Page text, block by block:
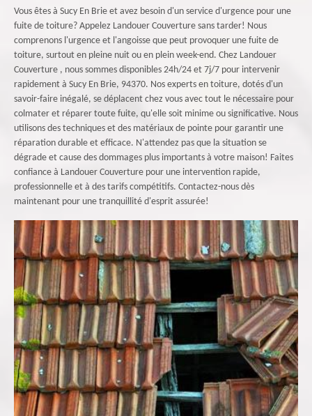
Vous êtes à Sucy En Brie et avez besoin d'un service d'urgence pour une
fuite de toiture? Appelez Landouer Couverture sans tarder! Nous
comprenons l'urgence et l'angoisse que peut provoquer une fuite de
toiture, surtout en pleine nuit ou en plein week-end. Chez Landouer
Couverture , nous sommes disponibles 24h/24 et 7j/7 pour intervenir
rapidement à Sucy En Brie, 94370. Nos experts en toiture, dotés d'un
savoir-faire inégalé, se déplacent chez vous avec tout le nécessaire pour
colmater et réparer toute fuite, qu'elle soit minime ou significative. Nous
utilisons des techniques et des matériaux de pointe pour garantir une
réparation durable et efficace. N'attendez pas que la situation se
dégrade et cause des dommages plus importants à votre maison! Faites
confiance à Landouer Couverture pour une intervention rapide,
professionnelle et à des tarifs compétitifs. Contactez-nous dès
maintenant pour une tranquillité d'esprit assurée!